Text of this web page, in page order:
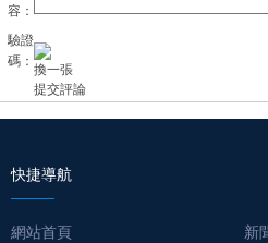
容：
驗證
碼：
換一張
快捷導航
網站首頁 新